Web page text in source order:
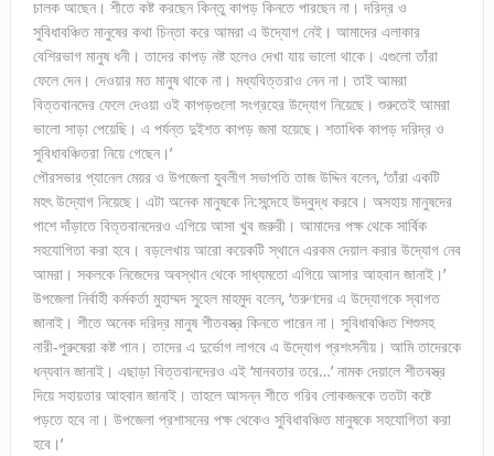
চালক আছেন। শীতে কষ্ট করছেন কিন্তু কাপড় কিনতে পারছেন না। দরিদ্র ও
সুবিধাবঞ্চিত মানুষের কথা চিন্তা করে আমরা এ উদ্যোগ নেই। আমাদের এলাকার
বেশিরভাগ মানুষ ধনী। তাদের কাপড় নষ্ট হলেও দেখা যায় ভালো থাকে। এগুলো তাঁরা
ফেলে দেন। দেওয়ার মত মানুষ থাকে না। মধ্যবিত্তরাও নেন না। তাই আমরা
বিত্তবানদের ফেলে দেওয়া ওই কাপড়গুলো সংগ্রহের উদ্যোগ নিয়েছে। শুরুতেই আমরা
ভালো সাড়া পেয়েছি। এ পর্যন্ত দুইশত কাপড় জমা হয়েছে। শতাধিক কাপড় দরিদ্র ও
সুবিধাবঞ্চিতরা নিয়ে গেছেন।’
পৌরসভার প্যানেল মেয়র ও উপজেলা যুবলীগ সভাপতি তাজ উদ্দিন বলেন, ‘তাঁরা একটি
মহৎ উদ্যোগ নিয়েছে। এটা অনেক মানুষকে নি:সন্দেহে উদ্বুদ্ধ করবে। অসহায় মানুষদের
পাশে দাঁড়াতে বিত্তবানদেরও এগিয়ে আসা খুব জরুরী। আমাদের পক্ষ থেকে সার্বিক
সহযোগিতা করা হবে। বড়লেখায় আরো কয়েকটি স্থানে এরকম দেয়াল করার উদ্যোগ নেব
আমরা। সকলকে নিজেদের অবস্থান থেকে সাধ্যমতো এগিয়ে আসার আহবান জানাই।’
উপজেলা নির্বাহী কর্মকর্তা মুহাম্মদ সুহেল মাহমুদ বলেন, ‘তরুণদের এ উদ্যোগকে স্বাগত
জানাই। শীতে অনেক দরিদ্র মানুষ শীতবস্ত্র কিনতে পারেন না। সুবিধাবঞ্চিত শিশুসহ
নারী-পুরুষেরা কষ্ট পান। তাদের এ দুর্ভোগ লাগবে এ উদ্যোগ প্রশংসনীয়। আমি তাদেরকে
ধন্যবান জানাই। এছাড়া বিত্তবানদেরও এই ‘মানবতার তরে…’ নামক দেয়ালে শীতবস্ত্র
দিয়ে সহায়তার আহবান জানাই। তাহলে আসন্ন শীতে গরিব লোকজনকে ততটা কষ্টে
পড়তে হবে না। উপজেলা প্রশাসনের পক্ষ থেকেও সুবিধাবঞ্চিত মানুষকে সহযোগিতা করা
হবে।’